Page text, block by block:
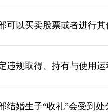
可以买卖股票或者进行
违规取得、持有与使用
结婚生子“收礼”会受到处